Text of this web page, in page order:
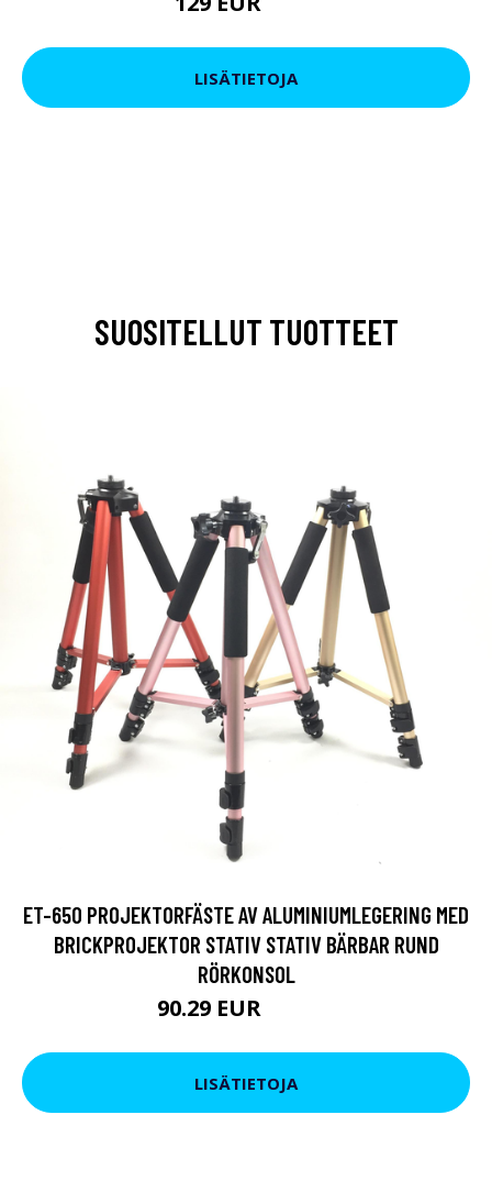
LISÄTIETOJA
SUOSITELLUT TUOTTEET
ET-650 PROJEKTORFÄSTE AV ALUMINIUMLEGERING MED
BRICKPROJEKTOR STATIV STATIV BÄRBAR RUND
RÖRKONSOL
90.29 EUR
LISÄTIETOJA